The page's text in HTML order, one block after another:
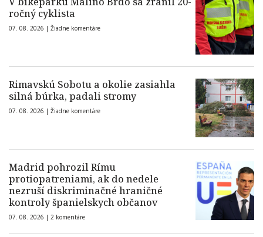
ročný cyklista
07. 08. 2026 | Žiadne komentáre
Rimavskú Sobotu a okolie zasiahla
silná búrka, padali stromy
07. 08. 2026 | Žiadne komentáre
Madrid pohrozil Rímu
protiopatreniami, ak do nedele
nezruší diskriminačné hraničné
kontroly španielskych občanov
07. 08. 2026 | 2 komentáre